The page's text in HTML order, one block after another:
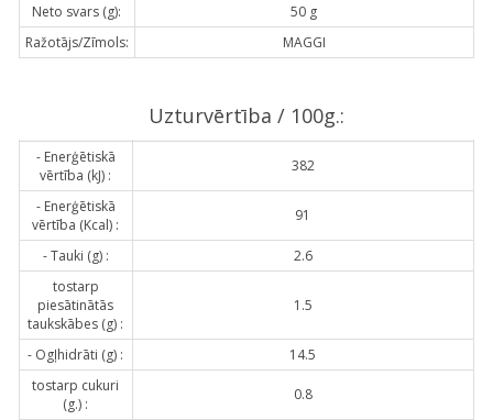
Neto svars (g):
50 g
Ražotājs/Zīmols:
MAGGI
Uzturvērtība / 100g.:
- Enerģētiskā
vērtība (kJ) :
382
- Enerģētiskā
vērtība (Kcal) :
91
- Tauki (g) :
2.6
tostarp
piesātinātās
taukskābes (g) :
1.5
- Ogļhidrāti (g) :
14.5
tostarp cukuri
(g.) :
0.8